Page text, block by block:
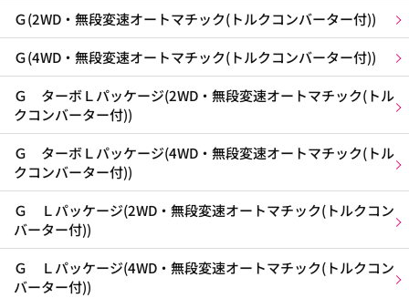
Ｇ(2WD・無段変速オートマチック(トルクコンバーター付))
Ｇ(4WD・無段変速オートマチック(トルクコンバーター付))
Ｇ ターボＬパッケージ(2WD・無段変速オートマチック(トル
クコンバーター付))
Ｇ ターボＬパッケージ(4WD・無段変速オートマチック(トル
クコンバーター付))
Ｇ Ｌパッケージ(2WD・無段変速オートマチック(トルクコン
バーター付))
Ｇ Ｌパッケージ(4WD・無段変速オートマチック(トルクコン
バーター付))